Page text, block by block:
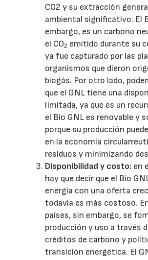
CO2 y su extracción
ambiental significativo. El
embargo, es un carbono
el CO2 emitido durante su
ya fue capturado por las
organismos que dieron
biogás. Por otro lado,
que el GNL tiene una
limitada, ya que es un
el Bio GNL es renovable y
porque su producción
en la economía
residuos y minimizando
Disponibilidad y costo: en
hay que decir que el Bio
energía con una oferta
todavía es más costoso.
países, sin embargo, se
producción y uso a través
créditos de carbono y
transición energética. El